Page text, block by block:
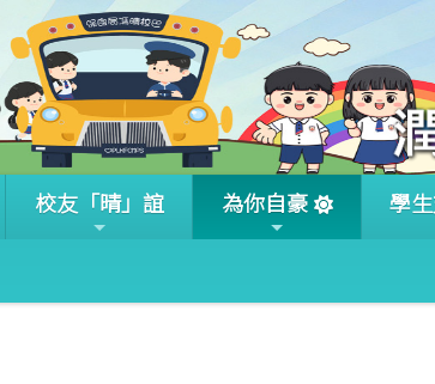
校友「晴」誼 為你自豪 學